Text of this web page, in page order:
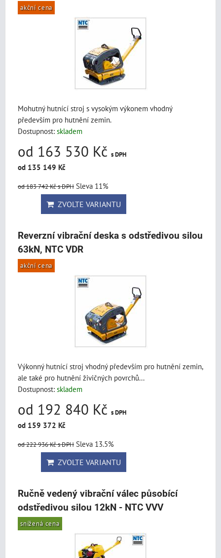
akční cena
Mohutný hutnící stroj s vysokým výkonem vhodný
především pro hutnění zemin.
Dostupnost: skladem
od 163 530 Kč s DPH
od 135 149 Kč
od 183 742 Kčs DPH Sleva 11%
ZVOLTE VARIANTU
Reverzní vibrační deska s odstředivou silou
63kN, NTC VDR
akční cena
Výkonný hutnící stroj vhodný především pro hutnění zemin,
ale také pro hutnění živičných povrchů...
Dostupnost: skladem
od 192 840 Kč s DPH
od 159 372 Kč
od 222 936 Kčs DPH Sleva 13.5%
ZVOLTE VARIANTU
Ručně vedený vibrační válec působící
odstředivou silou 12kN - NTC VVV
snížená cena